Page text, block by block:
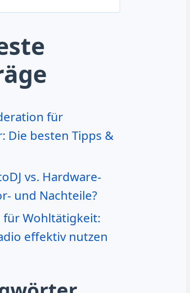
für
Die besten Tipps &
vs. Hardware-
und Nachteile?
für Wohltätigkeit:
effektiv nutzen